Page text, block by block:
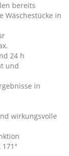
bereits
Wäschestücke in
24 h
und
in
wirkungsvolle